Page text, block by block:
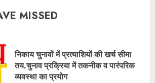
MISSED
निकाय चुनावों में प्रत्याशियों की खर्च सीमा
तय,चुनाव प्रक्रिया में तकनीक व पारंपरिक
व्यवस्था का प्रयोग